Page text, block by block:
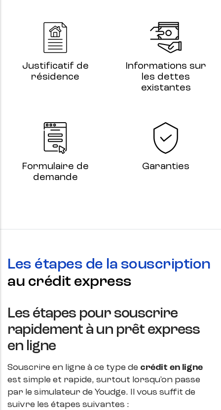
Justificatif de
résidence
Informations sur
les dettes
existantes
Formulaire de
demande
Garanties
Les étapes de la souscription
au crédit express
Les étapes pour souscrire
rapidement à un prêt express
en ligne
Souscrire en ligne à ce type de crédit en ligne
est simple et rapide, surtout lorsqu'on passe
par le simulateur de Youdge. Il vous suffit de
suivre les étapes suivantes :